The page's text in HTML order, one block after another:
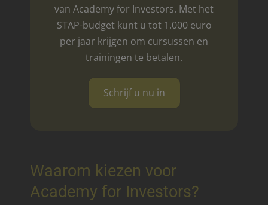
van Academy for Investors. Met het
STAP-budget kunt u tot 1.000 euro
per jaar krijgen om cursussen en
trainingen te betalen.
Schrijf u nu in
Waarom kiezen voor
Academy for Investors?